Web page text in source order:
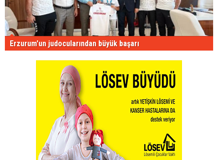
Erzurum'un judocularından büyük başarı